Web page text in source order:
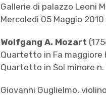
Gallerie di palazzo Leoni
Mercoledì 05 Maggio
Wolfgang A. Mozart
Quartetto in Fa maggiore
Quartetto in Sol minore
Giovanni Guglielmo, violino